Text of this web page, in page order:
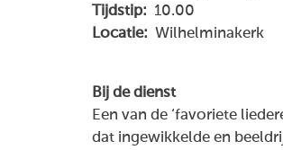
Tijdstip: 10.00
Locatie: Wilhelminakerk
Bij de dienst
Een van de ‘favoriete
dat ingewikkelde en